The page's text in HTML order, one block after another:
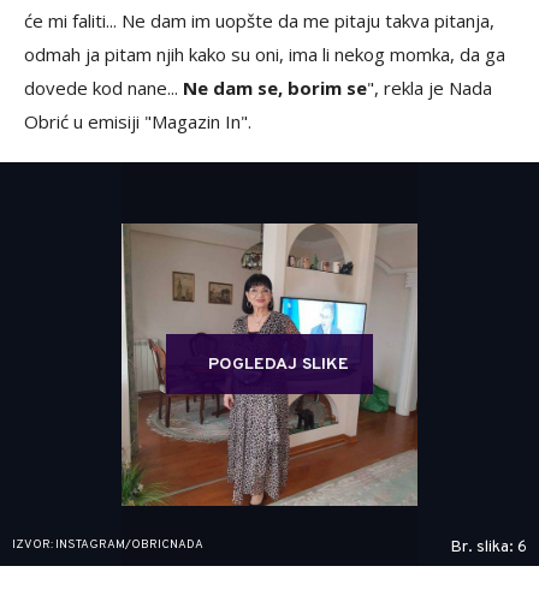
će mi faliti... Ne dam im uopšte da me pitaju takva pitanja,
odmah ja pitam njih kako su oni, ima li nekog momka, da ga
dovede kod nane... Ne dam se, borim se", rekla je Nada
Obrić u emisiji "Magazin In".
POGLEDAJ SLIKE
IZVOR: INSTAGRAM/OBRICNADA Br. slika: 6